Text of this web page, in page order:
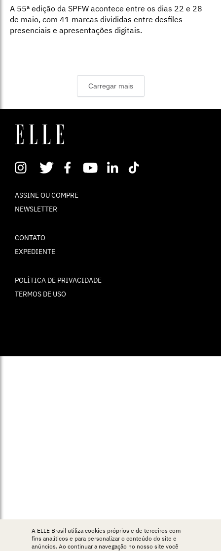
A 55ª edição da SPFW acontece entre os dias 22 e 28
de maio, com 41 marcas divididas entre desfiles
presenciais e apresentações digitais.
Carregar mais
ASSINE OU COMPRE
NEWSLETTER
CONTATO
EXPEDIENTE
POLÍTICA DE PRIVACIDADE
TERMOS DE USO
A ELLE Brasil utiliza cookies próprios e de terceiros com
fins analíticos e para personalizar o conteúdo do site e
anúncios. Ao continuar a navegação no nosso site você